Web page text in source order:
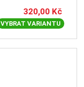
320,00 Kč
VYBRAT VARIANTU